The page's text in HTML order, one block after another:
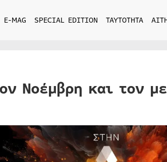
E-MAG SPECIAL EDITION ΤΑΥΤΟΤΗΤΑ
Νοέμβρη και τον